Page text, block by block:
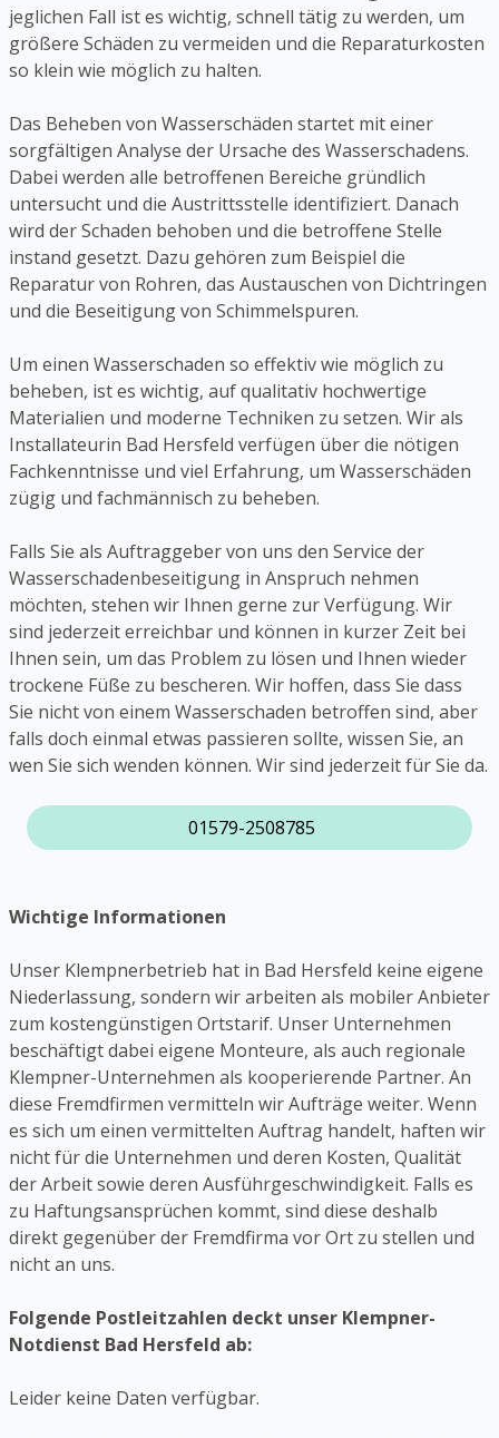
jeglichen Fall ist es wichtig, schnell tätig zu werden, um
größere Schäden zu vermeiden und die Reparaturkosten
so klein wie möglich zu halten.
Das Beheben von Wasserschäden startet mit einer
sorgfältigen Analyse der Ursache des Wasserschadens.
Dabei werden alle betroffenen Bereiche gründlich
untersucht und die Austrittsstelle identifiziert. Danach
wird der Schaden behoben und die betroffene Stelle
instand gesetzt. Dazu gehören zum Beispiel die
Reparatur von Rohren, das Austauschen von Dichtringen
und die Beseitigung von Schimmelspuren.
Um einen Wasserschaden so effektiv wie möglich zu
beheben, ist es wichtig, auf qualitativ hochwertige
Materialien und moderne Techniken zu setzen. Wir als
Installateurin Bad Hersfeld verfügen über die nötigen
Fachkenntnisse und viel Erfahrung, um Wasserschäden
zügig und fachmännisch zu beheben.
Falls Sie als Auftraggeber von uns den Service der
Wasserschadenbeseitigung in Anspruch nehmen
möchten, stehen wir Ihnen gerne zur Verfügung. Wir
sind jederzeit erreichbar und können in kurzer Zeit bei
Ihnen sein, um das Problem zu lösen und Ihnen wieder
trockene Füße zu bescheren. Wir hoffen, dass Sie dass
Sie nicht von einem Wasserschaden betroffen sind, aber
falls doch einmal etwas passieren sollte, wissen Sie, an
wen Sie sich wenden können. Wir sind jederzeit für Sie da.
01579-2508785
Wichtige Informationen
Unser Klempnerbetrieb hat in Bad Hersfeld keine eigene
Niederlassung, sondern wir arbeiten als mobiler Anbieter
zum kostengünstigen Ortstarif. Unser Unternehmen
beschäftigt dabei eigene Monteure, als auch regionale
Klempner-Unternehmen als kooperierende Partner. An
diese Fremdfirmen vermitteln wir Aufträge weiter. Wenn
es sich um einen vermittelten Auftrag handelt, haften wir
nicht für die Unternehmen und deren Kosten, Qualität
der Arbeit sowie deren Ausführgeschwindigkeit. Falls es
zu Haftungsansprüchen kommt, sind diese deshalb
direkt gegenüber der Fremdfirma vor Ort zu stellen und
nicht an uns.
Folgende Postleitzahlen deckt unser Klempner-
Notdienst Bad Hersfeld ab:
Leider keine Daten verfügbar.